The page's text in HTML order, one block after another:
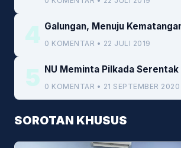
4 Galungan, Menuju
0 KOMENTAR • 22 JULI 2019
5 NU Meminta Pilkada
0 KOMENTAR • 21 SEPTEMBER 2020
SOROTAN KHUSUS